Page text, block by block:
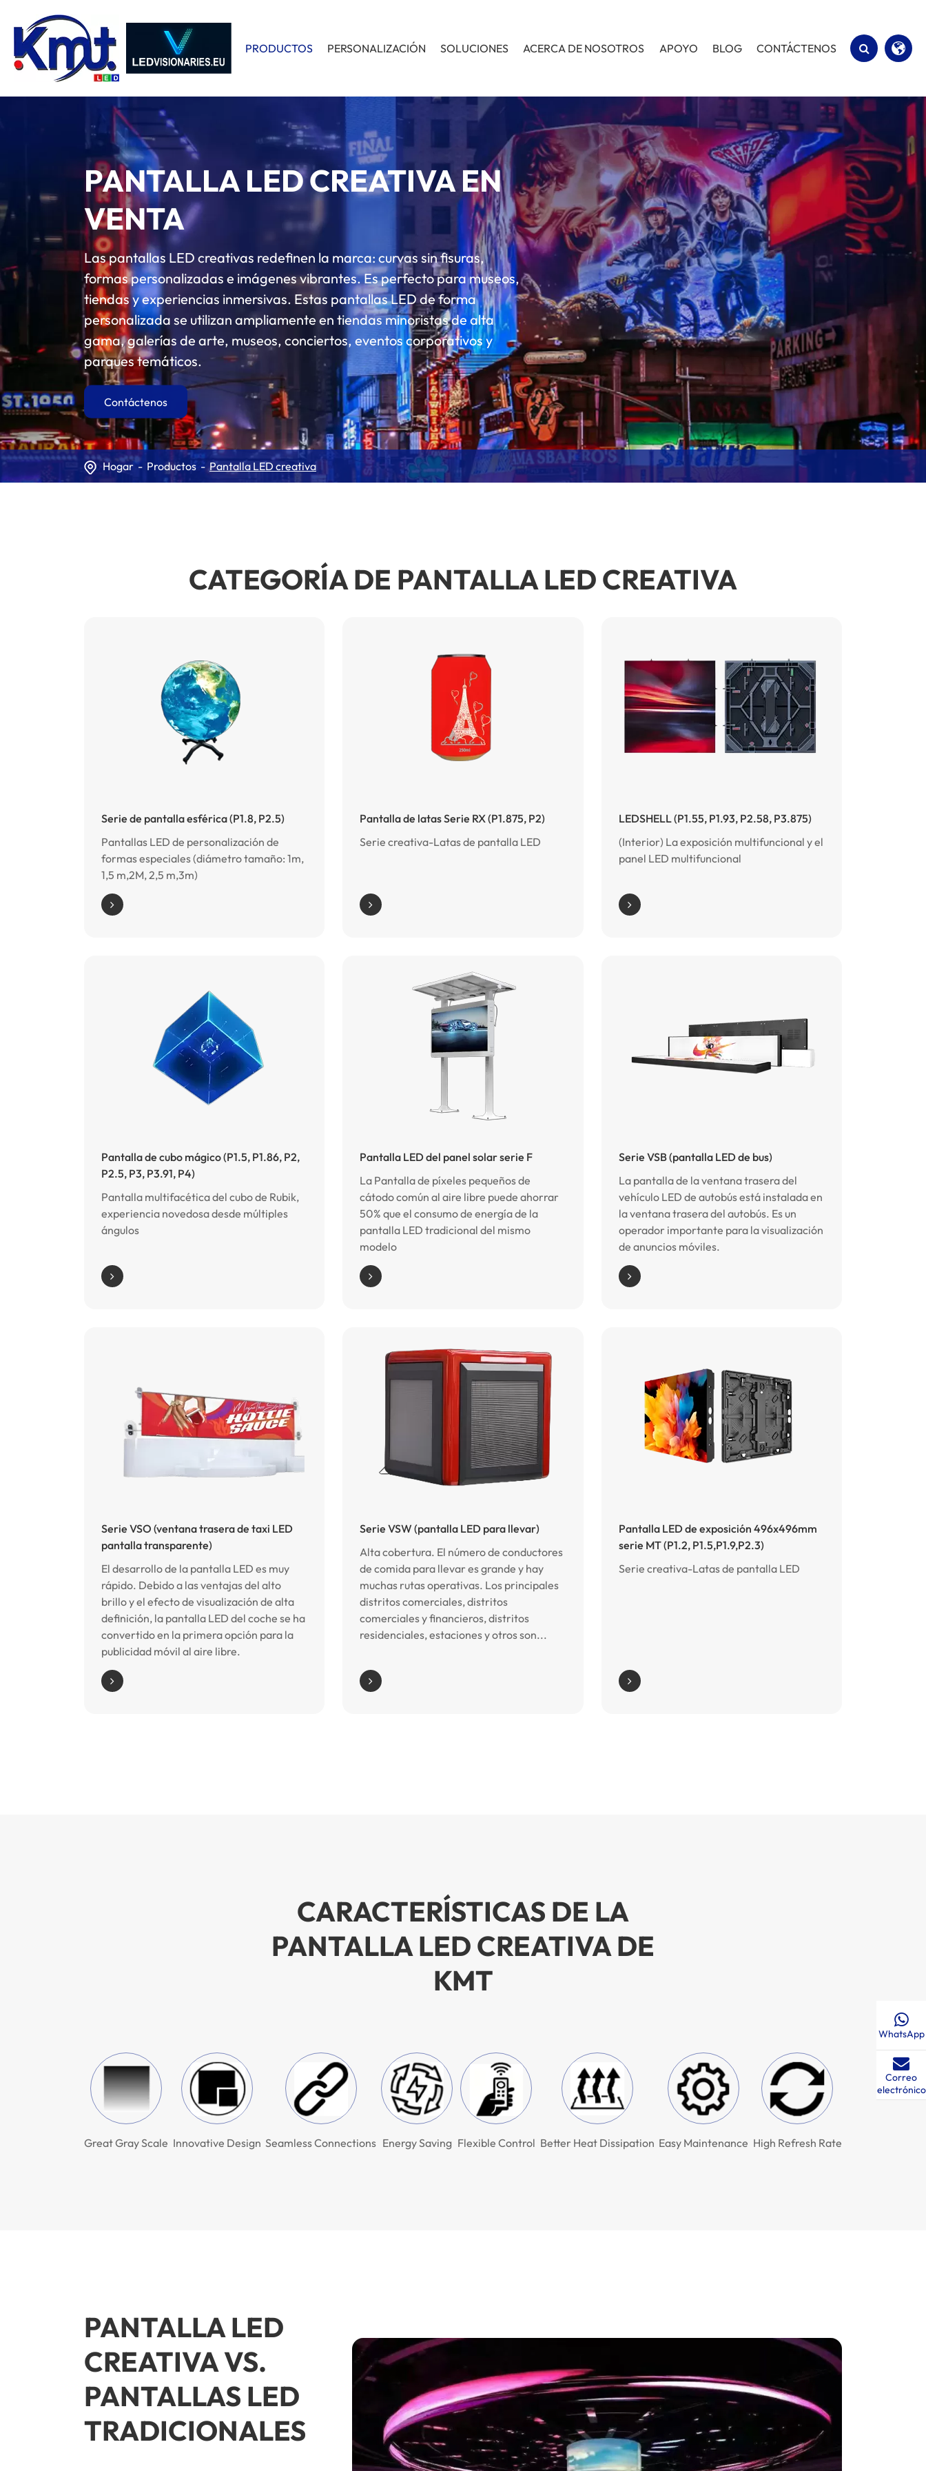
PRODUCTOS PERSONALIZACIÓN SOLUCIONES ACERCA DE NOSOTROS APOYO BLOG CONTÁCTENOS
Español
PANTALLA LED CREATIVA EN
VENTA
Las pantallas LED creativas redefinen la marca: curvas sin fisuras,
formas personalizadas e imágenes vibrantes. Es perfecto para museos,
tiendas y experiencias inmersivas. Estas pantallas LED de forma
personalizada se utilizan ampliamente en tiendas minoristas de alta
gama, galerías de arte, museos, conciertos, eventos corporativos y
parques temáticos.
Contáctenos
Hogar Productos Pantalla LED creativa
CATEGORÍA DE PANTALLA LED CREATIVA
Serie de pantalla esférica (P1.8, P2.5)
Pantallas LED de personalización de
formas especiales (diámetro tamaño: 1m,
1,5 m,2M, 2,5 m,3m)
Pantalla de latas Serie RX (P1.875, P2)
Serie creativa-Latas de pantalla LED
LEDSHELL (P1.55, P1.93, P2.58, P3.875)
(Interior) La exposición multifuncional y el
panel LED multifuncional
Pantalla de cubo mágico (P1.5, P1.86, P2,
P2.5, P3, P3.91, P4)
Pantalla multifacética del cubo de Rubik,
experiencia novedosa desde múltiples
ángulos
Pantalla LED del panel solar serie F
La Pantalla de píxeles pequeños de
cátodo común al aire libre puede ahorrar
50% que el consumo de energía de la
pantalla LED tradicional del mismo
modelo
Serie VSB (pantalla LED de bus)
La pantalla de la ventana trasera del
vehículo LED de autobús está instalada en
la ventana trasera del autobús. Es un
operador importante para la visualización
de anuncios móviles.
Serie VSO (ventana trasera de taxi LED
pantalla transparente)
El desarrollo de la pantalla LED es muy
rápido. Debido a las ventajas del alto
brillo y el efecto de visualización de alta
definición, la pantalla LED del coche se ha
convertido en la primera opción para la
publicidad móvil al aire libre.
Serie VSW (pantalla LED para llevar)
Alta cobertura. El número de conductores
de comida para llevar es grande y hay
muchas rutas operativas. Los principales
distritos comerciales, distritos
comerciales y financieros, distritos
residenciales, estaciones y otros son...
Pantalla LED de exposición 496x496mm
serie MT (P1.2, P1.5,P1.9,P2.3)
Serie creativa-Latas de pantalla LED
CARACTERÍSTICAS DE LA
PANTALLA LED CREATIVA DE
KMT
Great Gray Scale Innovative Design Seamless Connections Energy Saving Flexible Control Better Heat Dissipation Easy Maintenance High Refresh Rate
PANTALLA LED
CREATIVA VS.
PANTALLAS LED
TRADICIONALES
WhatsApp
Correo
electrónico